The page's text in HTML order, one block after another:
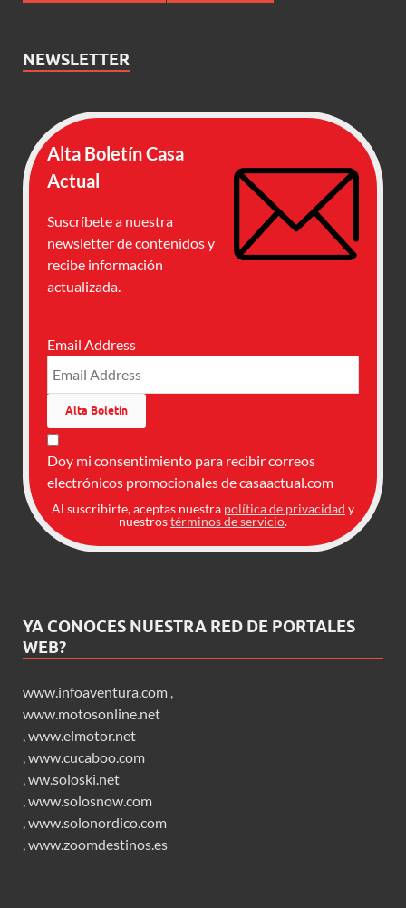
NEWSLETTER
Alta Boletín Casa
Actual
Suscríbete a nuestra
newsletter de contenidos y
recibe información
actualizada.
Email Address
Doy mi consentimiento para recibir correos
electrónicos promocionales de casaactual.com
Al suscribirte, aceptas nuestra política de privacidad y
nuestrostérminos de servicio.
YA CONOCES NUESTRA RED DE PORTALES
WEB?
www.infoaventura.com ,
www.motosonline.net
,www.elmotor.net
,www.cucaboo.com
,ww.soloski.net
,www.solosnow.com
,www.solonordico.com
,www.zoomdestinos.es